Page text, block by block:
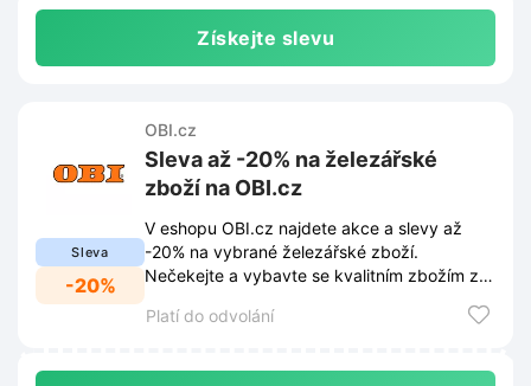
Získejte slevu
Sleva
-20%
OBI.cz
Sleva až -20% na železářské
zboží na OBI.cz
V eshopu OBI.cz najdete akce a slevy až
-20% na vybrané železářské zboží.
Nečekejte a vybavte se kvalitním zbožím za
Platí do odvolání